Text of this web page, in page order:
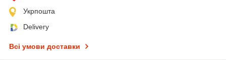
Укрпошта
Delivery
Всі умови доставки